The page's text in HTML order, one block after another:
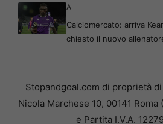
A
Calciomercato: arriva
chiesto il nuovo
Stopandgoal.com di proprietà
Nicola Marchese 10, 00141
e Partita I.V.A.